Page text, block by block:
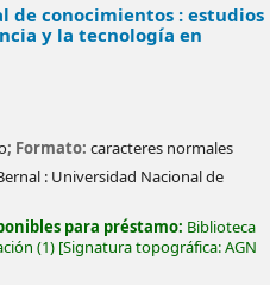
de conocimientos : estudios
y la tecnología en
; Formato: caracteres normales
: Universidad Nacional de
para préstamo: Biblioteca
(1) Signatura topográfica:AGN